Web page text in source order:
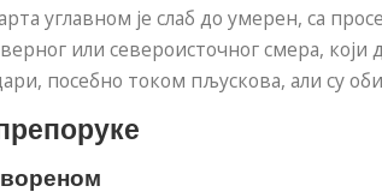
углавном је слаб до умерен, са
или североисточног смера,
посебно током пљускова, али су